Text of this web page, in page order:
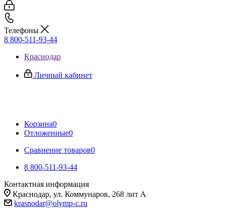
Телефоны
8 800-511-93-44
Краснодар
Личный кабинет
Корзина0
Отложенные0
Сравнение товаров0
8 800-511-93-44
Контактная информация
Краснодар, ул. Коммунаров, 268 лит А
krasnodar@olymp-c.ru